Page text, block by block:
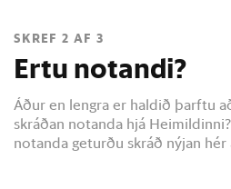
SKREF 2 AF 3
Ertu notandi?
Áður en lengra er haldið þarftu
skráðan notanda hjá
notanda geturðu skráð nýjan hér